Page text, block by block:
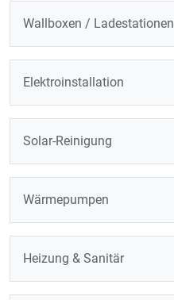
Wallboxen / Ladestationen
Elektroinstallation
Solar-Reinigung
Wärmepumpen
Heizung & Sanitär